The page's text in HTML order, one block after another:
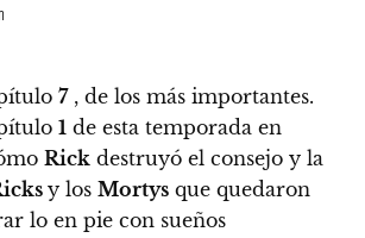
7, de los más importantes.
1 de esta temporada en
Rick destruyó el consejo y la
y los Mortys que quedaron
lo en pie con sueños